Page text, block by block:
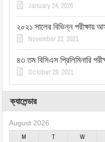
January 24, 2026
২০২১ সালের বিভিন্ন পরীক্ষায়
November 22, 2021
৪৩ তম বিসিএস প্রিলিমিনারি
October 29, 2021
ক্যালেন্ডার
August 2026
M T W